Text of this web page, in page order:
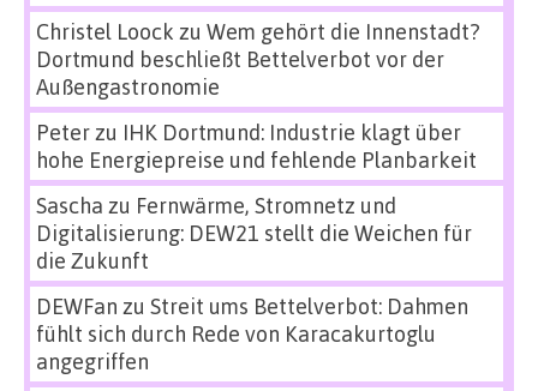
Christel Loock zu Wem gehört die Innenstadt?
Dortmund beschließt Bettelverbot vor der
Außengastronomie
Peterzu IHK Dortmund: Industrie klagt über
hohe Energiepreise und fehlende Planbarkeit
Sascha zu Fernwärme, Stromnetz und
Digitalisierung: DEW21 stellt die Weichen für
die Zukunft
DEWFan zu Streit ums Bettelverbot: Dahmen
fühlt sich durch Rede von Karacakurtoglu
angegriffen